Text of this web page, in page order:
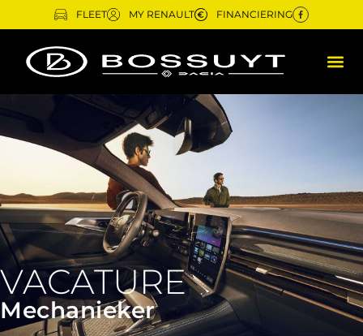
FLEET MY RENAULT FINANCIERING
VACATURE
Mechanieker